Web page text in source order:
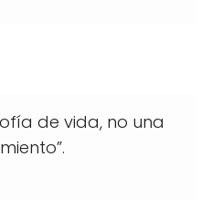
de vida, no una